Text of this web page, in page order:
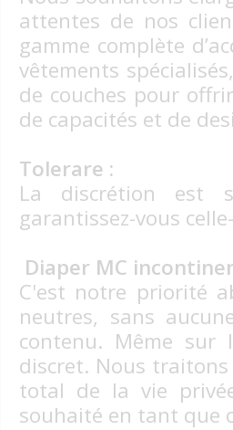
attentes de nos
gamme complète
vêtements
de couches pour
de capacités et de
Tolerare :
La discrétion est
garantissez-vous
Diaper MC
C'est notre priorité
neutres, sans
contenu. Même sur
discret. Nous traitons
total de la vie
souhaité en tant que